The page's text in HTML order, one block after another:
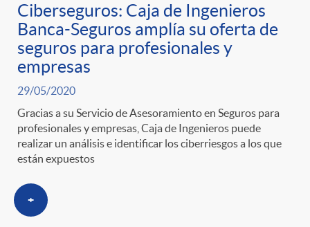
Ciberseguros: Caja de Ingenieros
Banca-Seguros amplía su oferta de
seguros para profesionales y
empresas
29/05/2020
Gracias a su Servicio de Asesoramiento en Seguros para
profesionales y empresas, Caja de Ingenieros puede
realizar un análisis e identificar los ciberriesgos a los que
están expuestos
+